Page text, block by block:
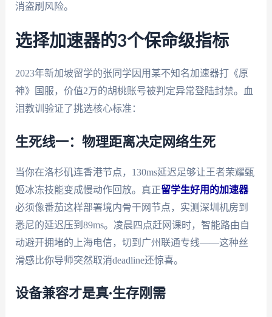
消盗刷风险。
选择加速器的3个保命级指标
2023年新加坡留学的张同学因用某不知名加速器打《原
神》国服，价值2万的胡桃账号被判定异常登陆封禁。血
泪教训验证了挑选核心标准：
生死线一：物理距离决定网络生死
当你在洛杉矶连香港节点，130ms延迟足够让王者荣耀甄
姬冰冻技能变成慢动作回放。真正留学生好用的加速器
必须像番茄这样部署境内骨干网节点，实测深圳机房到
悉尼的延迟压到89ms。凌晨四点赶网课时，智能路由自
动避开拥堵的上海电信，切到广州联通专线——这种丝
滑感比你导师突然取消deadline还惊喜。
设备兼容才是真·生存刚需